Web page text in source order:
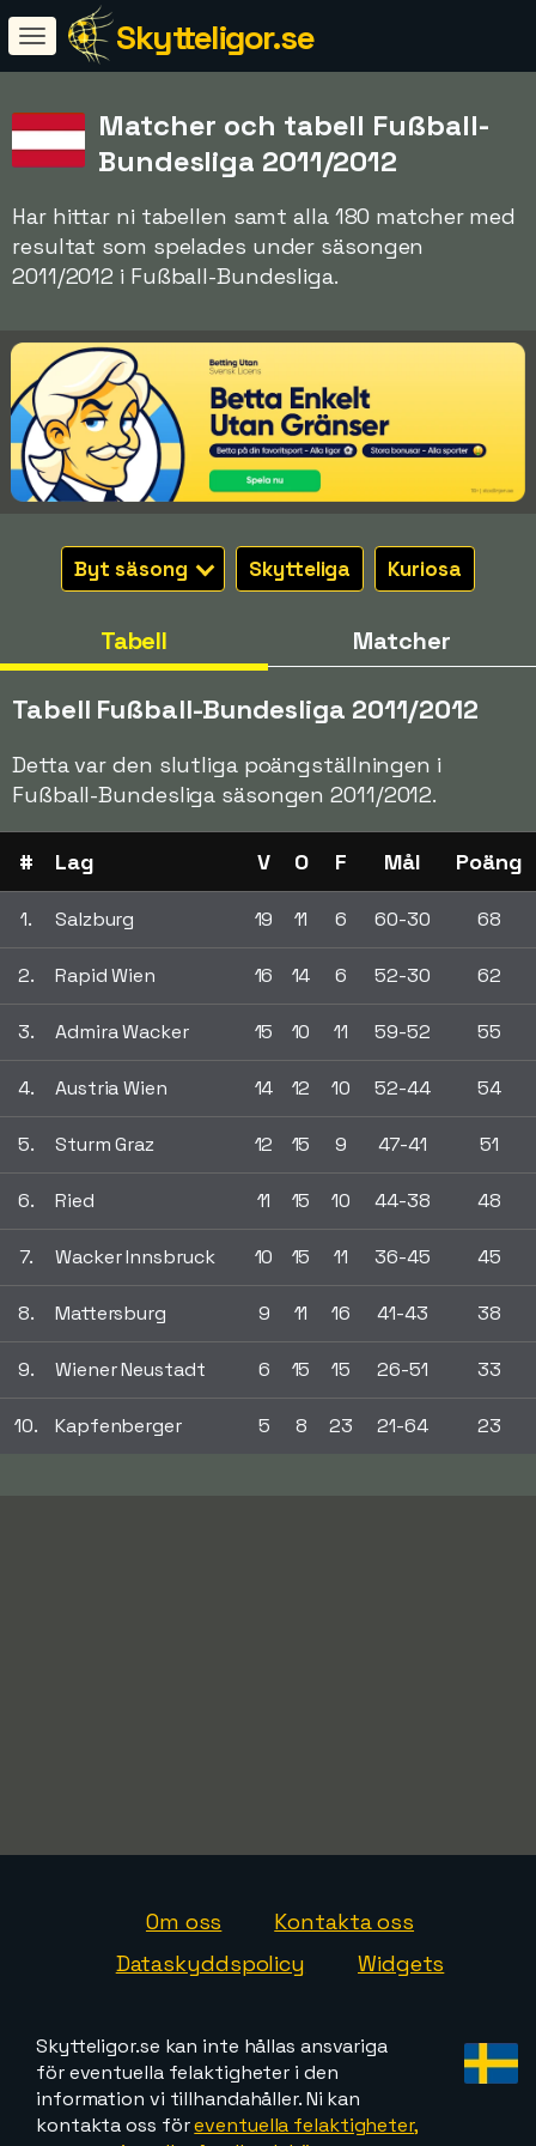
Skytteligor.se
Matcher och tabell Fußball-
Bundesliga 2011/2012
Har hittar ni tabellen samt alla 180 matcher med
resultat som spelades under säsongen
2011/2012 i Fußball-Bundesliga.
Byt säsong Skytteliga Kuriosa
Tabell Matcher
Tabell Fußball-Bundesliga 2011/2012
Detta var den slutliga poängställningen i
Fußball-Bundesliga säsongen 2011/2012.
# Lag V O F Mål Poäng
1. Salzburg 19 11 6 60-30 68
2. Rapid Wien 16 14 6 52-30 62
3. Admira Wacker 15 10 11 59-52 55
4. Austria Wien 14 12 10 52-44 54
5. Sturm Graz 12 15 9 47-41 51
6. Ried 11 15 10 44-38 48
7. Wacker Innsbruck 10 15 11 36-45 45
8. Mattersburg 9 11 16 41-43 38
9. Wiener Neustadt 6 15 15 26-51 33
10. Kapfenberger 5 8 23 21-64 23
Om oss
Kontakta oss
Dataskyddspolicy
Widgets
Skytteligor.se kan inte hållas ansvariga
för eventuella felaktigheter i den
information vi tillhandahåller. Ni kan
kontakta oss föreventuella felaktigheter,